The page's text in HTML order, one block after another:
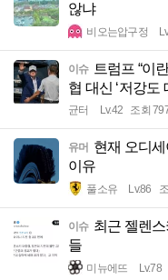
않냐
비오는압구정
이슈
트럼프 “이
협 대신 ‘저강도
균터 Lv.42 조회
유머 현재 오디
이유
풀소유 Lv.86
이슈 최근 젤렌
들
미뉴에뜨 Lv.78